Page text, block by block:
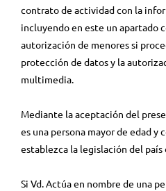
contrato de actividad con la
incluyendo en este un apartado
autorización de menores si
protección de datos y la
multimedia.
Mediante la aceptación del
es una persona mayor de edad y
establezca la legislación del país
Si Vd. Actúa en nombre de una